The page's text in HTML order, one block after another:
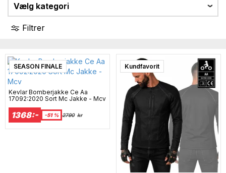
Vælg kategori
Filtrer
SEASON FINALE
Kevlar Bomberjakke Ce Aa
17092:2020 Sort Mc Jakke - Mcv
1368:- -51 % 2790 kr
Super sale
Kundfavorit